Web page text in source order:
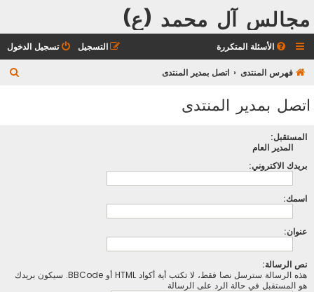
مجالس آل محمد (ع)
الأسئلة المتكررة تسجيل الدخول التسجيل
فهرس المنتدى اتصل بمدير المنتدى
اتصل بمدير المنتدى
المستقبل:
المدير العام
بريدك الاكتروني:
اسمك:
عنوان:
نص الرسالة:
هذه الرسالة سترسل نصا فقط، لا تكتب أية أكواد HTML أو BBCode. سيكون بريدك
هو المستقبل في حالة الرد على الرسالة